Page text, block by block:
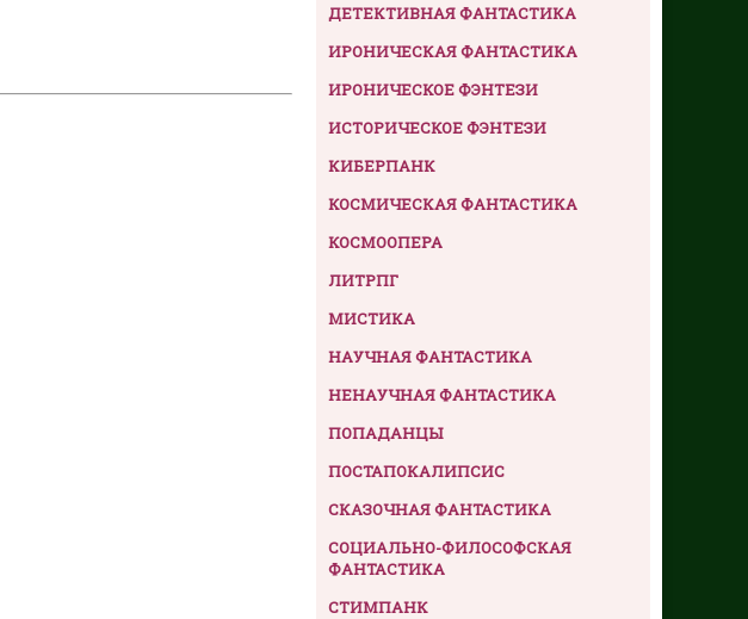
ДЕТЕКТИВНАЯ ФАНТАСТИКА
ИРОНИЧЕСКАЯ ФАНТАСТИКА
ИРОНИЧЕСКОЕ ФЭНТЕЗИ
ИСТОРИЧЕСКОЕ ФЭНТЕЗИ
КИБЕРПАНК
КОСМИЧЕСКАЯ ФАНТАСТИКА
КОСМООПЕРА
ЛИТРПГ
МИСТИКА
НАУЧНАЯ ФАНТАСТИКА
НЕНАУЧНАЯ ФАНТАСТИКА
ПОПАДАНЦЫ
ПОСТАПОКАЛИПСИС
СКАЗОЧНАЯ ФАНТАСТИКА
СОЦИАЛЬНО-ФИЛОСОФСКАЯ
ФАНТАСТИКА
СТИМПАНК